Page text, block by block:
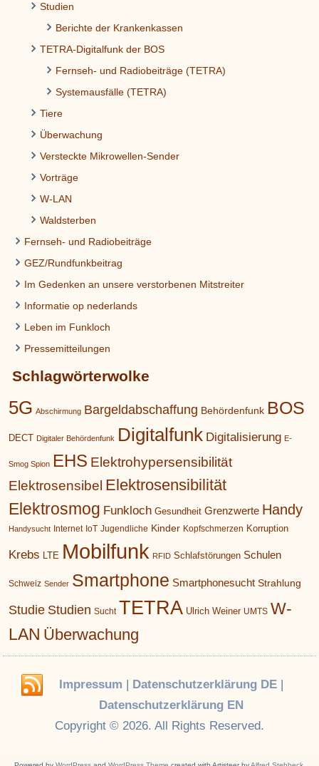
Studien
Berichte der Krankenkassen
TETRA-Digitalfunk der BOS
Fernseh- und Radiobeiträge (TETRA)
Systemausfälle (TETRA)
Tiere
Überwachung
Versteckte Mikrowellen-Sender
Vorträge
W-LAN
Waldsterben
Fernseh- und Radiobeiträge
GEZ/Rundfunkbeitrag
Im Gedenken an unsere verstorbenen Mitstreiter
Informatie op nederlands
Leben im Funkloch
Pressemitteilungen
Schlagwörterwolke
5G Abschirmung Bargeldabschaffung Behördenfunk BOS
DECT Digitaler Behördenfunk Digitalfunk Digitalisierung E-
Smog Spion EHS Elektrohypersensibilität
Elektrosensibel Elektrosensibilität
Elektrosmog Funkloch Gesundheit Grenzwerte Handy
Handysucht Internet IoT Jugendliche Kinder Kopfschmerzen Korruption
Krebs LTE Mobilfunk RFID Schlafstörungen Schulen
Schweiz Sender Smartphone Smartphonesucht Strahlung
Studie Studien Sucht TETRA Ulrich Weiner UMTS W-
LAN Überwachung
Impressum | Datenschutzerklärung DE|
Datenschutzerklärung EN
Copyright © 2026. All Rights Reserved.